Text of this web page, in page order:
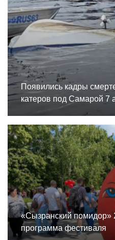
Появились кадры
катеров под Самарой 7
«Сызранский помидор»
программа фестиваля